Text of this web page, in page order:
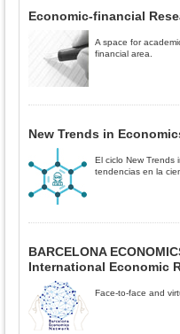
Economic-financial
A space for
financial area.
New Trends in
El ciclo New Trends
tendencias en la
BARCELONA
International Economic
Face-to-face and